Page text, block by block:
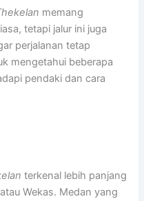
memang
tetapi jalur ini juga
perjalanan tetap
mengetahui beberapa
pendaki dan cara
terkenal lebih panjang
Wekas. Medan yang